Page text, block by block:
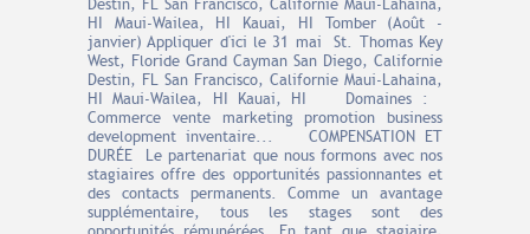
Destin, FL San Francisco, Californie Maui-Lahaina,
HI Maui-Wailea, HI Kauai, HI Tomber (Août -
janvier) Appliquer d'ici le 31 mai St. Thomas Key
West, Floride Grand Cayman San Diego, Californie
Destin, FL San Francisco, Californie Maui-Lahaina,
HI Maui-Wailea, HI Kauai, HI Domaines :
Commerce vente marketing promotion business
development inventaire... COMPENSATION ET
DURÉE Le partenariat que nous formons avec nos
stagiaires offre des opportunités passionnantes et
des contacts permanents. Comme un avantage
supplémentaire, tous les stages sont des